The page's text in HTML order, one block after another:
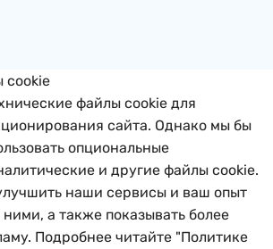
cookie
файлы cookie для
сайта. Однако мы бы
опциональные
и другие файлы cookie.
наши сервисы и ваш опыт
а также показывать более
Подробнее читайте "Политике